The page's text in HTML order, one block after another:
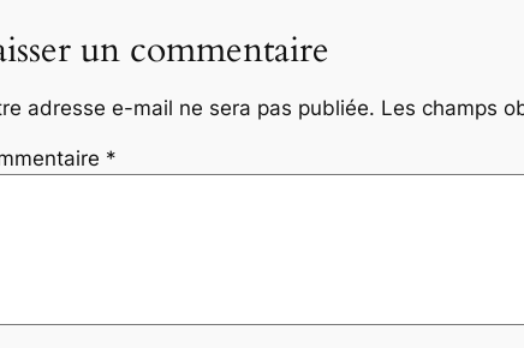
un commentaire
adresse e-mail ne sera pas publiée. Les champs
*